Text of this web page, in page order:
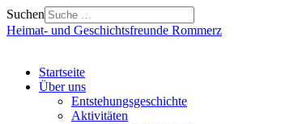
Suchen
Heimat- und Geschichtsfreunde Rommerz
Startseite
Über uns
Entstehungsgeschichte
Aktivitäten